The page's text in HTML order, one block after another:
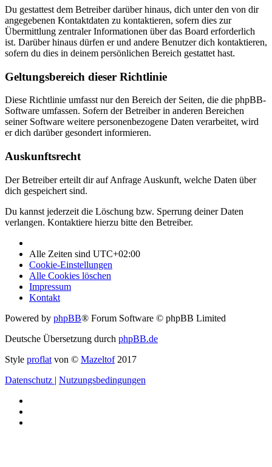
Du gestattest dem Betreiber darüber hinaus, dich unter den von dir
angegebenen Kontaktdaten zu kontaktieren, sofern dies zur
Übermittlung zentraler Informationen über das Board erforderlich
ist. Darüber hinaus dürfen er und andere Benutzer dich kontaktieren,
sofern du dies in deinem persönlichen Bereich gestattet hast.
Geltungsbereich dieser Richtlinie
Diese Richtlinie umfasst nur den Bereich der Seiten, die die phpBB-
Software umfassen. Sofern der Betreiber in anderen Bereichen
seiner Software weitere personenbezogene Daten verarbeitet, wird
er dich darüber gesondert informieren.
Auskunftsrecht
Der Betreiber erteilt dir auf Anfrage Auskunft, welche Daten über
dich gespeichert sind.
Du kannst jederzeit die Löschung bzw. Sperrung deiner Daten
verlangen. Kontaktiere hierzu bitte den Betreiber.
Alle Zeiten sind UTC+02:00
Cookie-Einstellungen
Alle Cookies löschen
Impressum
Kontakt
Powered by phpBB® Forum Software © phpBB Limited
Deutsche Übersetzung durch phpBB.de
Style proflat von © Mazeltof2017
Datenschutz | Nutzungsbedingungen